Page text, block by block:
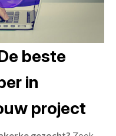
beste
in
project